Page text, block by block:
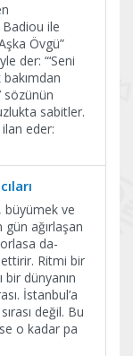
ile
Övgü”
der: “‘Seni
sözünün
sabitler.
eder:
büyümek ve
ağırlaşan
da-
Ritmi bir
dünyanın
İstanbul’a
değil. Bu
o kadar pa